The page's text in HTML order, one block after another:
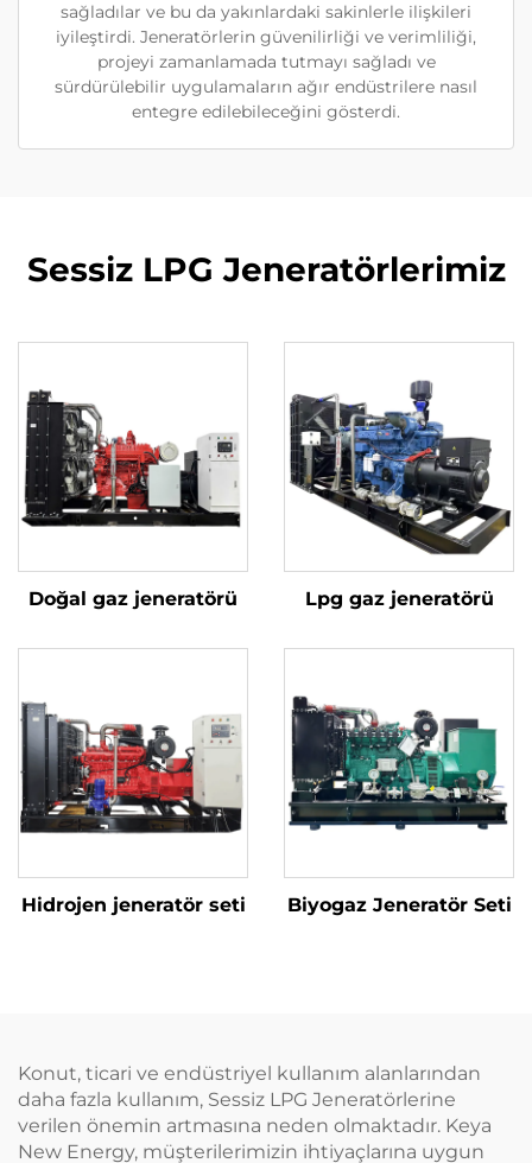
sağladılar ve bu da yakınlardaki sakinlerle ilişkileri
iyileştirdi. Jeneratörlerin güvenilirliği ve verimliliği,
projeyi zamanlamada tutmayı sağladı ve
sürdürülebilir uygulamaların ağır endüstrilere nasıl
entegre edilebileceğini gösterdi.
Sessiz LPG Jeneratörlerimiz
Doğal gaz jeneratörü Lpg gaz jeneratörü
Hidrojen jeneratör seti Biyogaz Jeneratör Seti
Konut, ticari ve endüstriyel kullanım alanlarından
daha fazla kullanım, Sessiz LPG Jeneratörlerine
verilen önemin artmasına neden olmaktadır. Keya
New Energy, müşterilerimizin ihtiyaçlarına uygun